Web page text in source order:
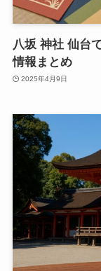
八坂 神社 仙台
情報まとめ
2025年4月9日